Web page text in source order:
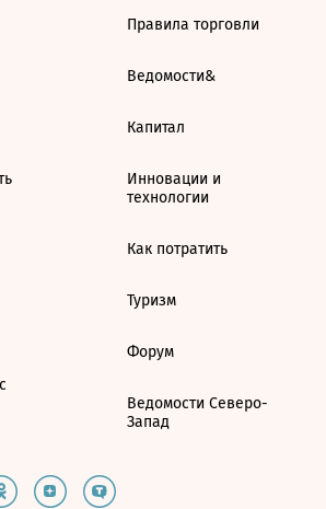
Правила торговли
Ведомости&
Капитал
Инновации и
технологии
Как потратить
Туризм
Форум
Ведомости Северо-
Запад